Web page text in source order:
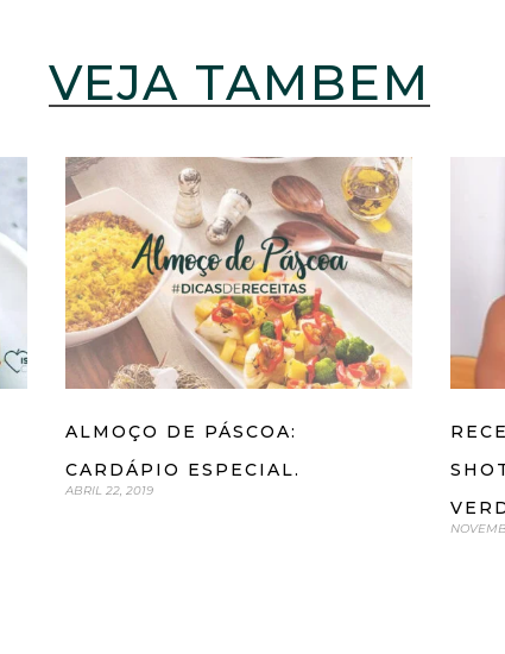
VEJA TAMBÉM
ALMOÇO DE PÁSCOA:
CARDÁPIO ESPECIAL.
ABRIL 22, 2019